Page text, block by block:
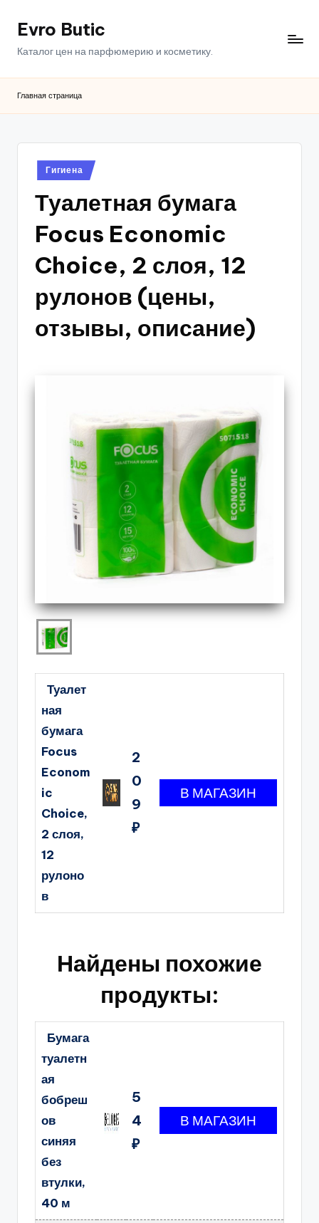
ПерейтиEvro Butic
Каталог цен на парфюмерию и косметику.
Главная страница
Опубликовано
в
Гигиена
Туалетная бумага
Focus Economic
Choice, 2 слоя, 12
рулонов (цены,
отзывы, описание)
Туалет
ная
бумага
Focus
Econom
ic
Choice,
2 слоя,
12
рулоно
в
2
0
9
₽
Найдены похожие
продукты:
Бумага
туалетн
ая
бобреш
ов
синяя
без
втулки,
40 м
5
4
₽